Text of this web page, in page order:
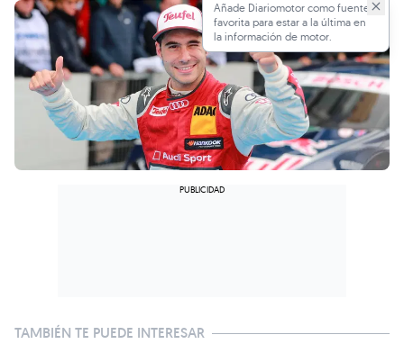
Añade Diariomotor como fuente
favorita para estar a la última en
la información de motor.
TAMBIÉN TE PUEDE INTERESAR